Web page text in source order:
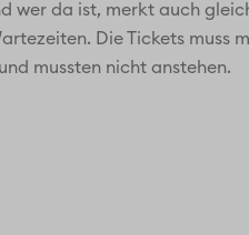
wer da ist, merkt auch
Die Tickets muss
mussten nicht anstehen.